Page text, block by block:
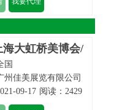
海大虹桥美博会/
国
州佳美展览有限公司
09-17 阅读：2429